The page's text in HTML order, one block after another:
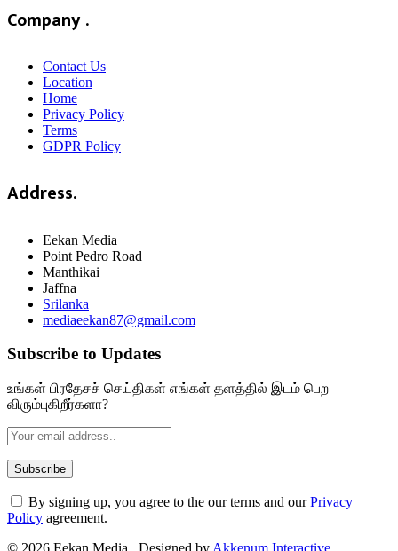
Company .
Contact Us
Location
Home
Privacy Policy
Terms
GDPR Policy
Address.
Eekan Media
Point Pedro Road
Manthikai
Jaffna
Srilanka
mediaeekan87@gmail.com
Subscribe to Updates
உங்கள் பிரதேசச் செய்திகள் எங்கள் தளத்தில் இடம் பெற
விரும்புகிறீர்களா?
By signing up, you agree to the our terms and ourPrivacy
Policy agreement.
© 2026 Eekan Media . Designed by Akkenum Interactive